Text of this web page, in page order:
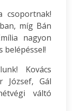
csoportnak!
míg Bán
nagyon
Kovács
József, Gál
váltó